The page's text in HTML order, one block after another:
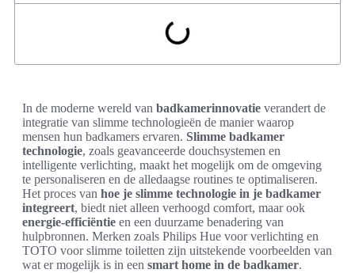
In de moderne wereld van badkamerinnovatie verandert de
integratie van slimme technologieën de manier waarop
mensen hun badkamers ervaren. Slimme badkamer
technologie, zoals geavanceerde douchsystemen en
intelligente verlichting, maakt het mogelijk om de omgeving
te personaliseren en de alledaagse routines te optimaliseren.
Het proces van hoe je slimme technologie in je badkamer
integreert, biedt niet alleen verhoogd comfort, maar ook
energie-efficiëntie en een duurzame benadering van
hulpbronnen. Merken zoals Philips Hue voor verlichting en
TOTO voor slimme toiletten zijn uitstekende voorbeelden van
wat er mogelijk is in een smart home in de badkamer.